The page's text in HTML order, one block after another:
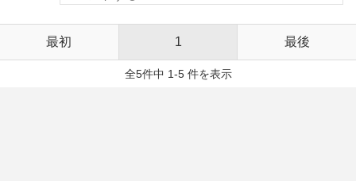
最初 1 最後
全5件中 1-5 件を表示